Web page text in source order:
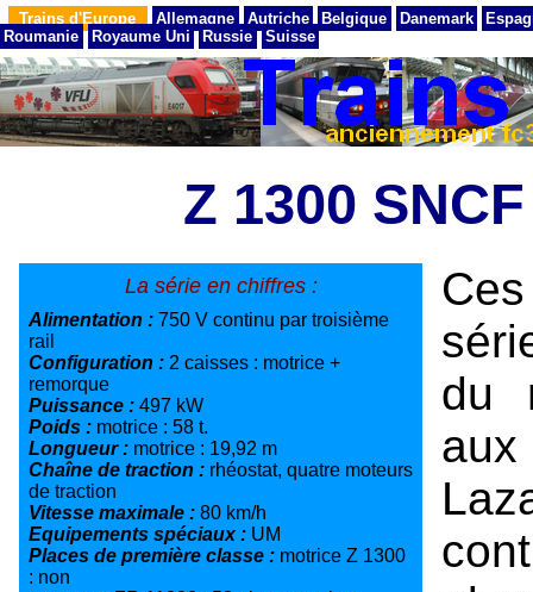
Trains d'Europe Allemagne Autriche Belgique Danemark
Roumanie
Royaume Uni Russie Suisse
Z 1300
La série en chiffres :
Alimentation : 750 V continu par troisième
rail
Configuration : 2 caisses : motrice +
remorque
Puissance : 497 kW
Poids : motrice : 58 t.
Longueur : motrice : 19,92 m
Chaîne de traction : rhéostat, quatre moteurs
de traction
Vitesse maximale : 80 km/h
Equipements spéciaux : UM
Places de première classe : motrice Z 1300
: non
du